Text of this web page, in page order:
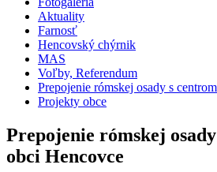
Aktuality
Farnosť
Hencovský chýrnik
MAS
Voľby, Referendum
Prepojenie rómskej osady s
Projekty obce
Prepojenie rómskej
obci Hencovce